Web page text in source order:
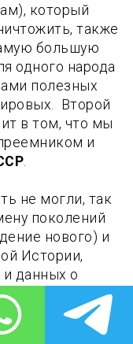
который
также
большую
одного народа
полезных
Второй
в том, что мы
и
не могли, так
поколений
нового) и
Истории,
данных о
была на
США (вывоз
в сторону США